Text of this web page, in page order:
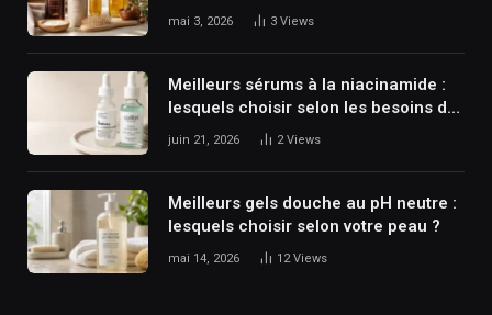
selon votre situation ?
mai 3, 2026 3 Views
Meilleurs sérums à la niacinamide :
lesquels choisir selon les besoins de
votre peau ?
juin 21, 2026 2Views
Meilleurs gels douche au pH neutre :
lesquels choisir selon votre peau ?
mai 14, 2026 12Views